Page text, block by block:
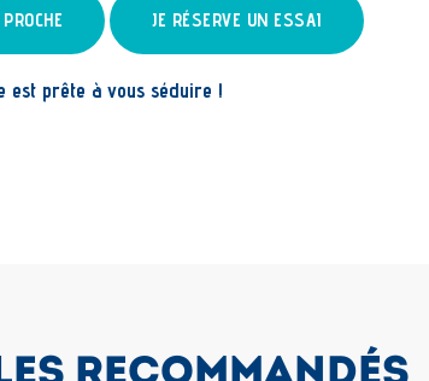
JE RÉSERVE UN ESSAI
est prête à vous séduire !